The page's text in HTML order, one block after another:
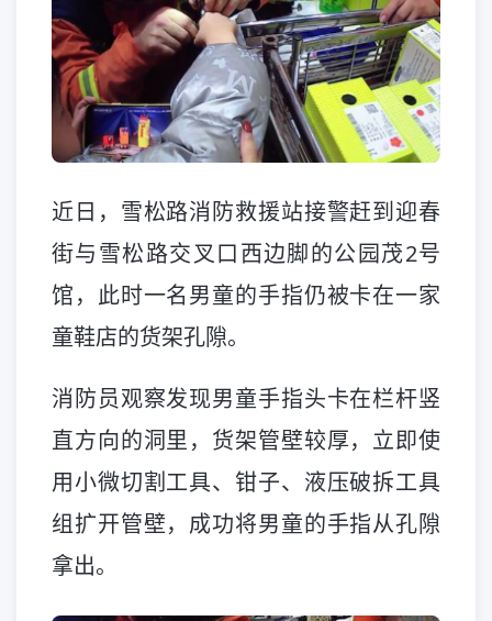
近日，雪松路消防救援站接警赶到迎春
街与雪松路交叉口西边脚的公园茂2号
馆，此时一名男童的手指仍被卡在一家
童鞋店的货架孔隙。
消防员观察发现男童手指头卡在栏杆竖
直方向的洞里，货架管壁较厚，立即使
用小微切割工具、钳子、液压破拆工具
组扩开管壁，成功将男童的手指从孔隙
拿出。